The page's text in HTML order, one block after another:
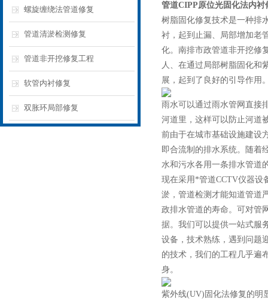
螺旋缠绕法管道修复
管道清淤检测修复
管道非开挖修复工程
软管内衬修复
双胀环局部修复
管道CIPP原位光固化法内衬
树脂固化修复技术是一种排
衬，起到止漏、局部增加老
化。南排市政管道非开挖修
人、在通过局部树脂固化和
展，起到了良好的引导作用
雨水可以通过雨水管网直接
河道里，这样可以防止河道
前由于在城市基础设施建设
即合流制的排水系统。随着
水和污水各用一条排水管道
现在采用*管道CCTV仪器设
淤，管道检测才能知道管道
政排水管道的寿命。可对管
据。我们可以提供一站式服
设备，技术熟练，遇到问题
的技术，我们的工程几乎遍
身。
紫外线(UV)固化法修复的明